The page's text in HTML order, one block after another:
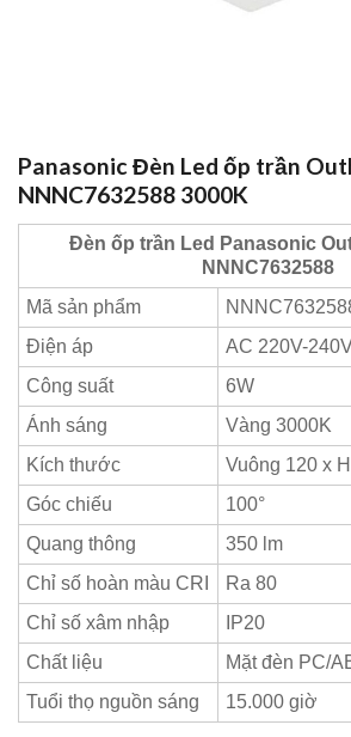
Panasonic Đèn Led ốp trần
NNNC7632588 3000K
Đèn ốp trần Led Panasonic
NNNC7632588
Mã sản phẩm
Điện áp
AC 220V-
Công suất
6W
Ánh sáng
Vàng 3000K
Kích thước
Vuông 120 x
Góc chiếu
100°
Quang thông
350 lm
Chỉ số hoàn màu CRI
Ra 80
Chỉ số xâm nhập
IP20
Chất liệu
Mặt đèn PC/
Tuổi thọ nguồn sáng
15.000 giờ